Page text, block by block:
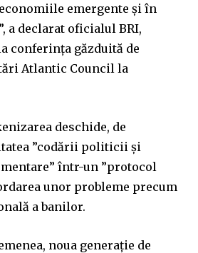
emergente şi în
a declarat oficialul BRI,
conferinţa găzduită de
Atlantic Council la
deschide, de
”codării politicii şi
într-un ”protocol
unor probleme precum
a banilor.
noua generaţie de